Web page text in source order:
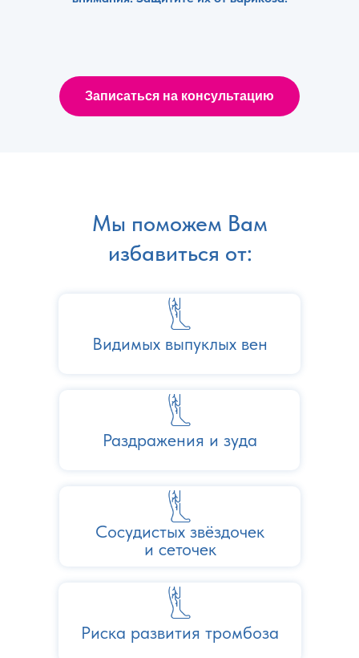
Записаться на консультацию
Видимых выпуклых вен
Риска развития тромбоза
Сосудистых звёздочек
и сеточек
Раздражения и зуда
Мы поможем Вам
избавиться от: